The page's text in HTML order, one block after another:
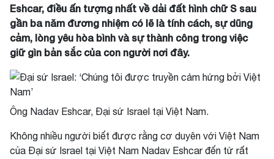
Eshcar, điều ấn tượng nhất về dải đất hình chữ S sau
gần ba năm đương nhiệm có lẽ là tính cách, sự dũng
cảm, lòng yêu hòa bình và sự thành công trong việc
giữ gìn bản sắc của con người nơi đây.
Ông Nadav Eshcar, Đại sứ Israel tại Việt Nam.
Không nhiều người biết được rằng cơ duyên với Việt Nam
của Đại sứ Israel tại Việt Nam Nadav Eshcar đến từ rất